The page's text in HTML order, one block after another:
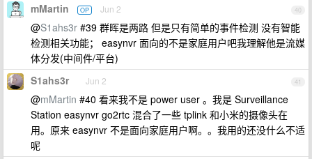
40
mMartin OP Jun 2
@S1ahs3r #39 群晖是两路 但是只有简单的事件检测 没有智能
检测相关功能； easynvr 面向的不是家庭用户吧我理解他是流媒
体分发(中间件/平台)
41
S1ahs3r Jun 2
@mMartin #40 看来我不是 power user 。我是 Surveillance
Station easynvr go2rtc 混合了一些 tplink 和小米的摄像头在
用。原来 easynvr 不是面向家庭用户啊。。我用的还没什么不适
呢